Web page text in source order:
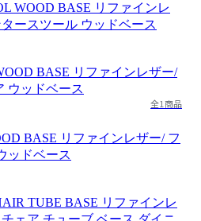
WOOD BASE リファインレ
ースツール ウッドベース
全1商品
BASE リファインレザー/ フ
ッドベース